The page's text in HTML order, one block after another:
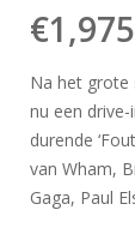
€
Na het grote
nu een
durende
van Wham,
Gaga, Paul